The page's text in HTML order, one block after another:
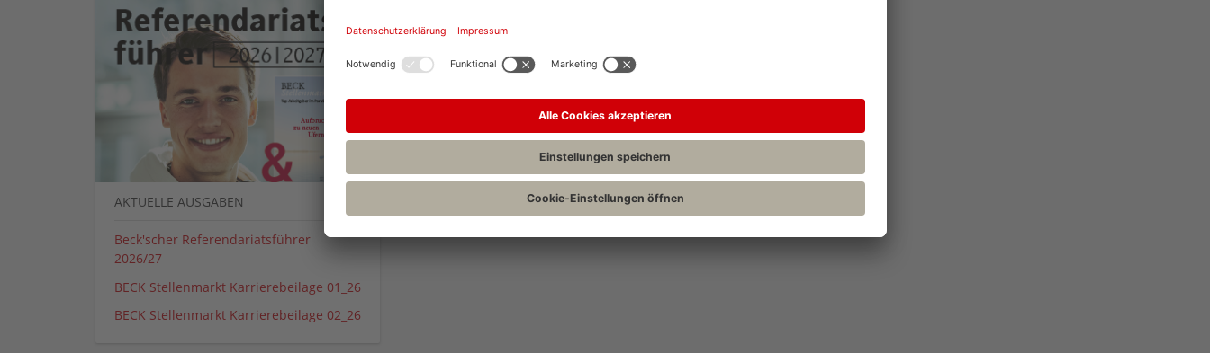
AKTUELLE AUSGABEN
Beck'scher Referendariatsführer
2026/27
BECK Stellenmarkt Karrierebeilage 01_26
BECK Stellenmarkt Karrierebeilage 02_26